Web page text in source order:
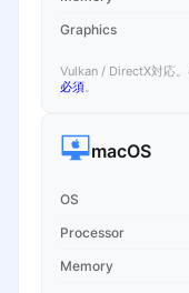
Graphics
Vulkan / DirectX対応。
必須。
macOS
OS
Processor
Memory